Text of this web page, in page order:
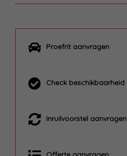
Proefrit aanvragen
Check beschikbaarheid
Inruilvoorstel aanvragen